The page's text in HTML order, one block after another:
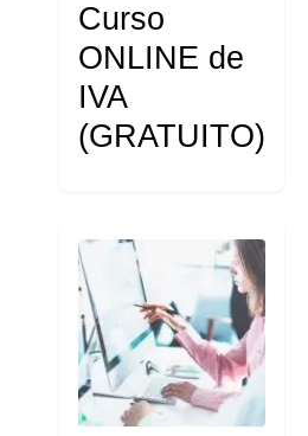
Curso
ONLINE de
IVA
(GRATUITO)